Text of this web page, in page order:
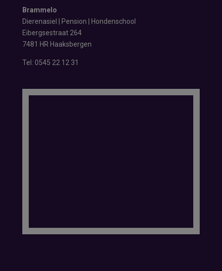
Brammelo
Dierenasiel | Pension | Hondenschool
Eibergsestraat 264
7481 HR Haaksbergen
Tel: 0545 22 12 31